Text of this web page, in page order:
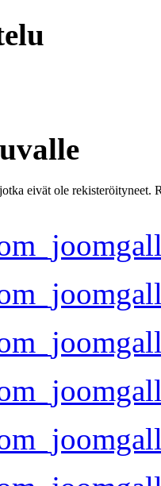
eivät ole rekisteröityneet.